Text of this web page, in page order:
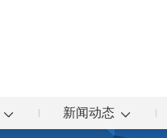
新闻动态